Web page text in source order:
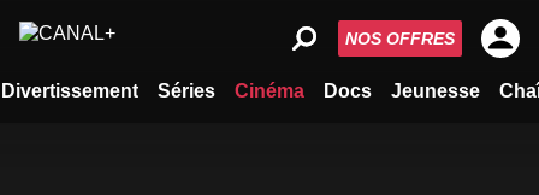
Divertissement Séries Cinéma Docs Jeunesse
NOS OFFRES